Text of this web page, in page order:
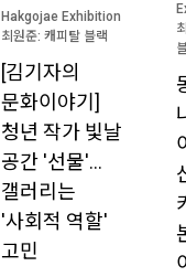
Hakgojae Exhibition
최원준: 캐피탈 블랙
[김기자의
문화이야기]
청년 작가 빛날
공간 '선물'…
갤러리는
'사회적 역할'
고민